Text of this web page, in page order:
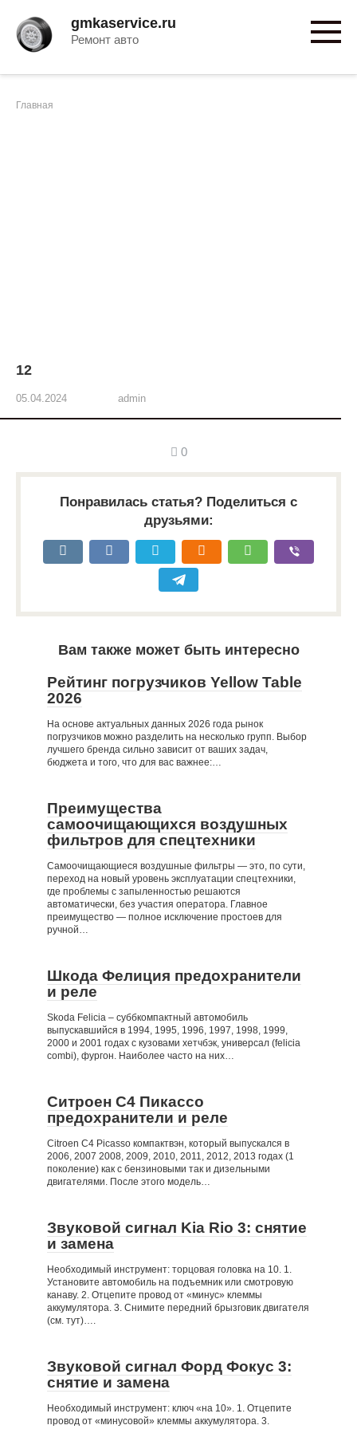
контенту
gmkaservice.ru
Ремонт авто
Главная
12
05.04.2024 admin
0
Понравилась статья? Поделиться с
друзьями:
Вам также может быть интересно
Рейтинг погрузчиков Yellow Table
2026
На основе актуальных данных 2026 года рынок
погрузчиков можно разделить на несколько групп. Выбор
лучшего бренда сильно зависит от ваших задач,
бюджета и того, что для вас важнее:…
Преимущества
самоочищающихся воздушных
фильтров для спецтехники
Самоочищающиеся воздушные фильтры — это, по сути,
переход на новый уровень эксплуатации спецтехники,
где проблемы с запыленностью решаются
автоматически, без участия оператора. Главное
преимущество — полное исключение простоев для
ручной…
Шкода Фелиция предохранители
и реле
Skoda Felicia – суббкомпактный автомобиль
выпускавшийся в 1994, 1995, 1996, 1997, 1998, 1999,
2000 и 2001 годах с кузовами хетчбэк, универсал (felicia
combi), фургон. Наиболее часто на них…
Ситроен С4 Пикассо
предохранители и реле
Citroen C4 Picasso компактвэн, который выпускался в
2006, 2007 2008, 2009, 2010, 2011, 2012, 2013 годах (1
поколение) как с бензиновыми так и дизельными
двигателями. После этого модель…
Звуковой сигнал Kia Rio 3: снятие
и замена
Необходимый инструмент: торцовая головка на 10. 1.
Установите автомобиль на подъемник или смотровую
канаву. 2. Отцепите провод от «минус» клеммы
аккумулятора. 3. Снимите передний брызговик двигателя
(см. тут)….
Звуковой сигнал Форд Фокус 3:
снятие и замена
Необходимый инструмент: ключ «на 10». 1. Отцепите
провод от «минусовой» клеммы аккумулятора. 3.